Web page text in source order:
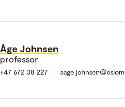
Åge Johnsen
professor
+47 672 38 227